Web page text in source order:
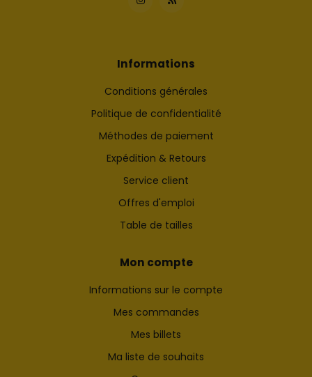
Informations
Conditions générales
Politique de confidentialité
Méthodes de paiement
Expédition & Retours
Service client
Offres d'emploi
Table de tailles
Mon compte
Informations sur le compte
Mes commandes
Mes billets
Ma liste de souhaits